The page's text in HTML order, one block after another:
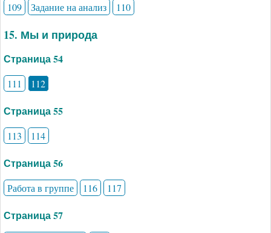
109 Задание на анализ 110
15. Мы и природа
Страница 54
111 112
Страница 55
113 114
Страница 56
Работа в группе 116 117
Страница 57